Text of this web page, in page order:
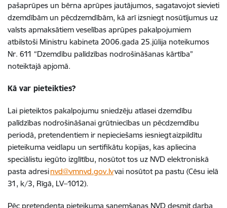
pašaprūpes un bērna aprūpes jautājumos, sagatavojot sievieti
dzemdībām un pēcdzemdībām, kā arī izsniegt nosūtījumus uz
valsts apmaksātiem veselības aprūpes pakalpojumiem
atbilstoši Ministru kabineta 2006.gada 25.jūlija noteikumos
Nr. 611 “Dzemdību palīdzības nodrošināšanas kārtība”
noteiktajā apjomā.
Kā var pieteikties?
Lai pieteiktos pakalpojumu sniedzēju atlasei dzemdību
palīdzības nodrošināšanai grūtniecības un pēcdzemdību
periodā, pretendentiem ir nepieciešams iesniegt aizpildītu
pieteikuma veidlapu un sertifikātu kopijas, kas apliecina
speciālistu iegūto izglītību, nosūtot tos uz NVD elektroniskā
pasta adresinvd@vmnvd.gov.lvvai nosūtot pa pastu (Cēsu ielā
31, k/3, Rīgā, LV–1012).
Pēc pretendenta pieteikuma saņemšanas NVD desmit darba